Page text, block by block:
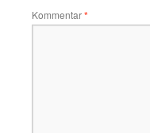
Kommentar*